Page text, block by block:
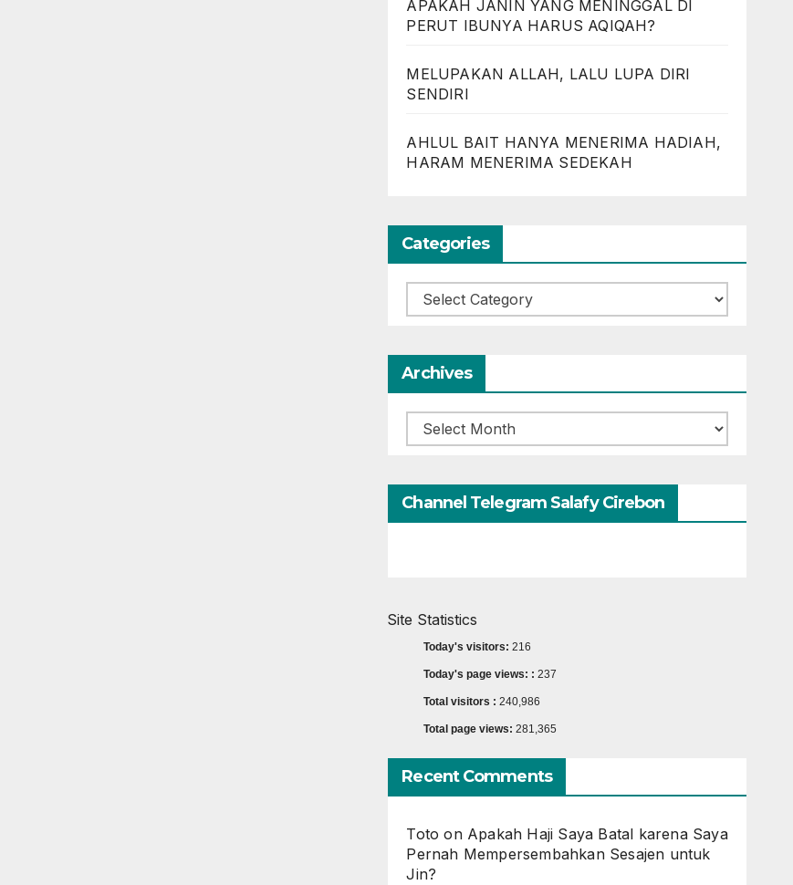
APAKAH JANIN YANG MENINGGAL DI
PERUT IBUNYA HARUS AQIQAH?
MELUPAKAN ALLAH, LALU LUPA DIRI
SENDIRI
AHLUL BAIT HANYA MENERIMA HADIAH,
HARAM MENERIMA SEDEKAH
Categories
Categories
Archives
Archives
Channel Telegram Salafy Cirebon
Site Statistics
Today's visitors:216
Today's page views: :237
Total visitors :240,986
Total page views:281,365
Recent Comments
Toto on Apakah Haji Saya Batal karena Saya
Pernah Mempersembahkan Sesajen untuk
Jin?